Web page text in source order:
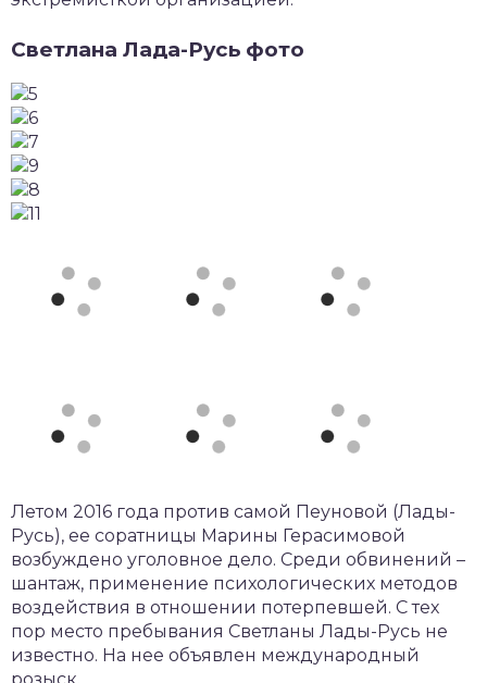
Светлана Лада-Русь фото
Летом 2016 года против самой Пеуновой (Лады-
Русь), ее соратницы Марины Герасимовой
возбуждено уголовное дело. Среди обвинений –
шантаж, применение психологических методов
воздействия в отношении потерпевшей. С тех
пор место пребывания Светланы Лады-Русь не
известно. На нее объявлен международный